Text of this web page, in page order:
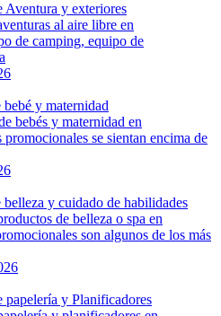
Aventura y exteriores
al aire libre en
de camping, equipo de
y maternidad
bebés y maternidad en
se sientan encima de
y cuidado de habilidades
de belleza o spa en
son algunos de los más
y Planificadores